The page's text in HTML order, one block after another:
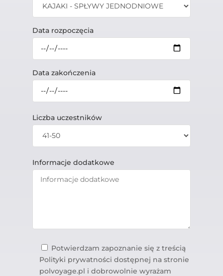
Data rozpoczęcia
Data zakończenia
Liczba uczestników
Informacje dodatkowe
Potwierdzam zapoznanie się z treścią
Polityki prywatności dostępnej na stronie
polvoyage.pl i dobrowolnie wyrażam